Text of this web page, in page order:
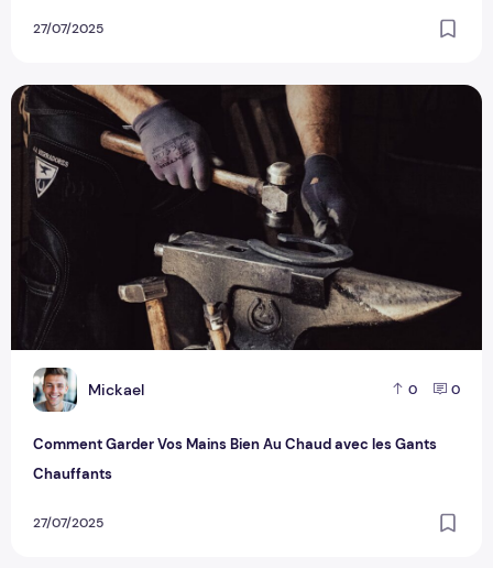
27/07/2025
M Mickael 0 0
Comment Garder Vos Mains Bien Au Chaud avec les Gants
Chauffants
27/07/2025
Comment Garder Vos Mains Bien Au Chaud avec les